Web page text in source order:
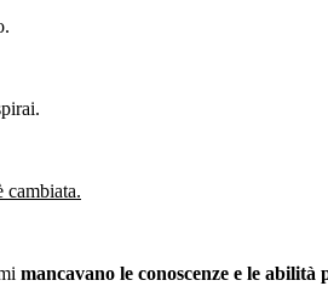
cambiata.
mancavano le conoscenze e le abilità